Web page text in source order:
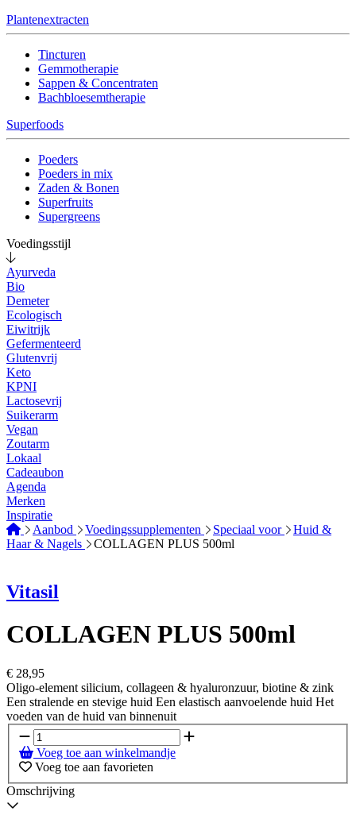
Plantenextracten
Tincturen
Gemmotherapie
Sappen & Concentraten
Bachbloesemtherapie
Superfoods
Poeders
Poeders in mix
Zaden & Bonen
Superfruits
Supergreens
Voedingsstijl
Ayurveda
Bio
Demeter
Ecologisch
Eiwitrijk
Gefermenteerd
Glutenvrij
Keto
KPNI
Lactosevrij
Suikerarm
Vegan
Zoutarm
Lokaal
Cadeaubon
Agenda
Merken
Inspiratie
Aanbod
Voedingssupplementen Speciaal voor
Huid &
Haar & Nagels
COLLAGEN PLUS 500ml
Vitasil
COLLAGEN PLUS 500ml
€ 28,95
Oligo-element silicium, collageen & hyaluronzuur, biotine & zink
Een stralende en stevige huid Een elastisch aanvoelende huid Het
voeden van de huid van binnenuit
Voeg toe aan winkelmandje
Voeg toe aan favorieten
Omschrijving